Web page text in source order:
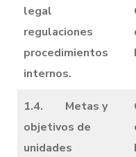
legal
regulaciones
procedimientos
internos.
1.4. Metas y
objetivos de
unidades